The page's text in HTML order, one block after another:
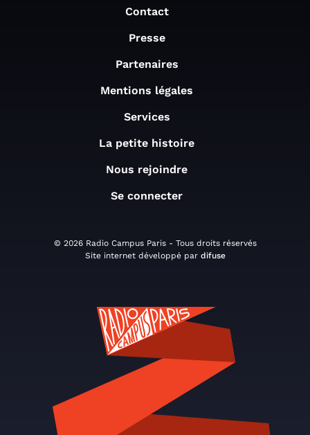
Contact
Presse
Partenaires
Mentions légales
Services
La petite histoire
Nous rejoindre
Se connecter
© 2026 Radio Campus Paris - Tous droits réservés
Site internet développé par difuse